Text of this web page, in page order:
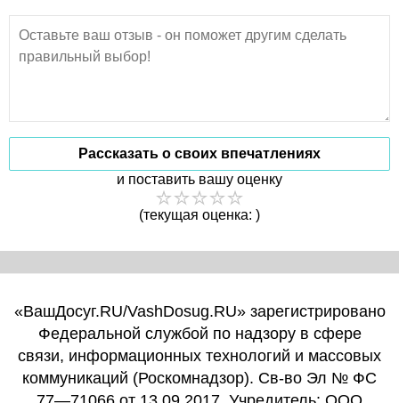
Рассказать о своих впечатлениях
и поставить вашу оценку
(текущая оценка: )
«ВашДосуг.RU/VashDosug.RU» зарегистрировано
Федеральной службой по надзору в сфере
связи, информационных технологий и массовых
коммуникаций (Роскомнадзор). Св-во Эл № ФС